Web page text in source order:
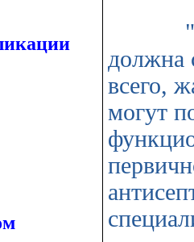
должна
всего,
могут